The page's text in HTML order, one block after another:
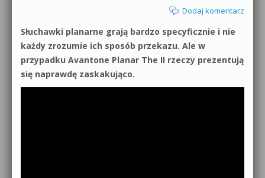
Dodaj komentarz
Słuchawki planarne grają bardzo specyficznie i nie
każdy zrozumie ich sposób przekazu. Ale w
przypadku Avantone Planar The II rzeczy prezentują
się naprawdę zaskakująco.